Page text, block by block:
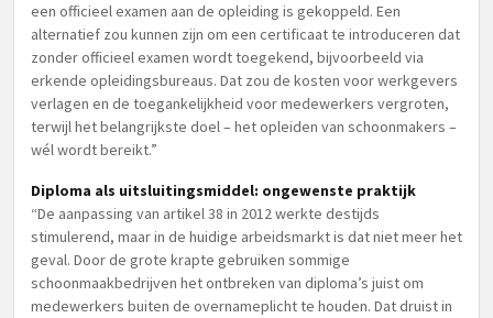
een officieel examen aan de opleiding is gekoppeld. Een
alternatief zou kunnen zijn om een certificaat te introduceren dat
zonder officieel examen wordt toegekend, bijvoorbeeld via
erkende opleidingsbureaus. Dat zou de kosten voor werkgevers
verlagen en de toegankelijkheid voor medewerkers vergroten,
terwijl het belangrijkste doel – het opleiden van schoonmakers –
wél wordt bereikt.”
Diploma als uitsluitingsmiddel: ongewenste praktijk
“De aanpassing van artikel 38 in 2012 werkte destijds
stimulerend, maar in de huidige arbeidsmarkt is dat niet meer het
geval. Door de grote krapte gebruiken sommige
schoonmaakbedrijven het ontbreken van diploma’s juist om
medewerkers buiten de overnameplicht te houden. Dat druist in